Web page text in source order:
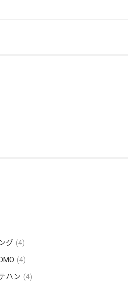
グ (4)
(4)
ハン (4)